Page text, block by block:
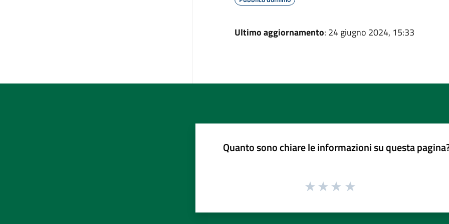
Ultimo aggiornamento: 24 giugno 2024, 15:33
Quanto sono chiare le informazioni su questa